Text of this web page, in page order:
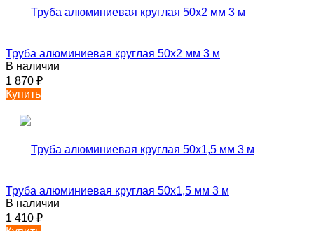
Труба алюминиевая круглая 50х2 мм 3 м
В наличии
1 870 ₽
Купить
Труба алюминиевая круглая 50х1,5 мм 3 м
В наличии
1 410 ₽